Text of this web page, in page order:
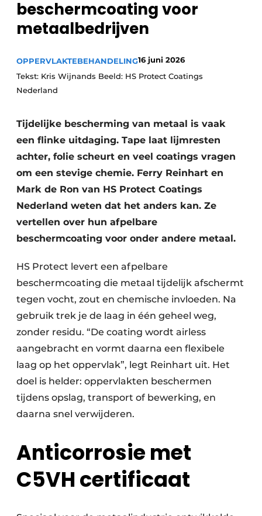
Vacature aanmelden
Vacatures
beschermcoating voor
metaalbedrijven
OPPERVLAKTEBEHANDELING16 juni 2026
Tekst: Kris Wijnands Beeld: HS Protect Coatings
Nederland
Tijdelijke bescherming van metaal is vaak
een flinke uitdaging. Tape laat lijmresten
achter, folie scheurt en veel coatings vragen
om een stevige chemie. Ferry Reinhart en
Mark de Ron van HS Protect Coatings
Nederland weten dat het anders kan. Ze
vertellen over hun afpelbare
beschermcoating voor onder andere metaal.
HS Protect levert een afpelbare
beschermcoating die metaal tijdelijk afschermt
tegen vocht, zout en chemische invloeden. Na
gebruik trek je de laag in één geheel weg,
zonder residu. “De coating wordt airless
aangebracht en vormt daarna een flexibele
laag op het oppervlak”, legt Reinhart uit. Het
doel is helder: oppervlakten beschermen
tijdens opslag, transport of bewerking, en
daarna snel verwijderen.
Anticorrosie met
C5VH certificaat